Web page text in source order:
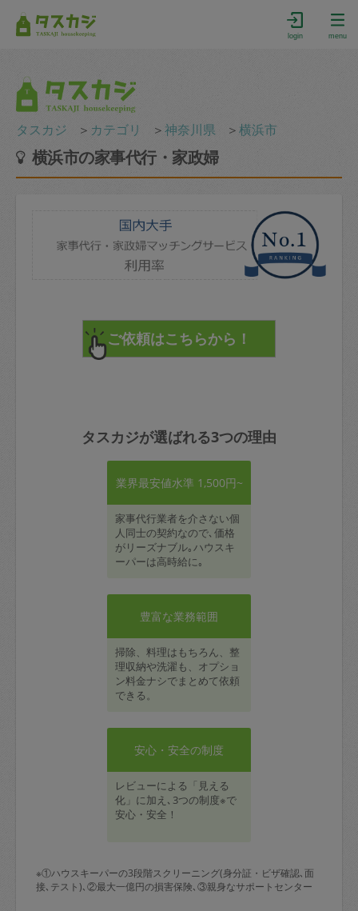
login menu
タスカジ ＞ カテゴリ ＞神奈川県 ＞横浜市
横浜市の家事代行・家政婦
タスカジが選ばれる3つの理由
業界最安値水準 1,500円~
家事代行業者を介さない個
人同士の契約なので､価格
がリーズナブル｡ハウスキ
ーパーは高時給に｡
豊富な業務範囲
掃除、料理はもちろん、整
理収納や洗濯も、オプショ
ン料金ナシでまとめて依頼
できる。
安心・安全の制度
レビューによる「見える
化」に加え､3つの制度※で
安心・安全！
※①ハウスキーパーの3段階スクリーニング(身分証・ビザ確認､面
接､テスト)､②最大一億円の損害保険､③親身なサポートセンター